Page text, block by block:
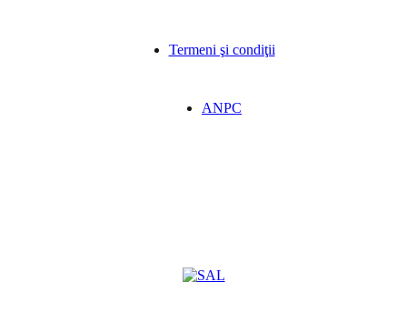
Termeni şi condiţii
ANPC